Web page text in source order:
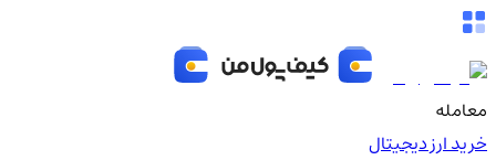
معامله
خرید ارز دیجیتال